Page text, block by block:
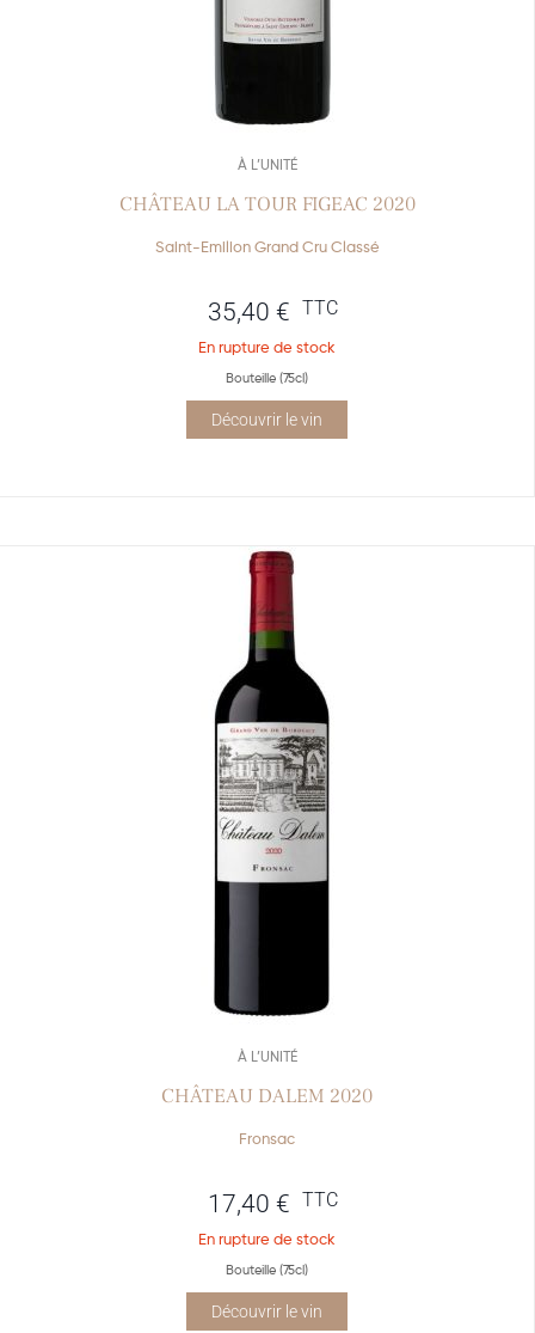
À L’UNITÉ
CHÂTEAU LA TOUR FIGEAC 2020
Saint-Emilion Grand Cru Classé
35,40 € TTC
En rupture de stock
Bouteille (75cl)
Découvrir le vin
À L’UNITÉ
CHÂTEAU DALEM 2020
Fronsac
17,40 € TTC
En rupture de stock
Bouteille (75cl)
Découvrir le vin